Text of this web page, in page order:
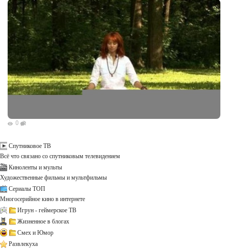
0
Спутниковое ТВ
Всё что связано со спутниковым телевидением
Киноленты и мульты
Художественные фильмы и мультфильмы
Сериалы ТОП
Многосерийное кино в интернете
Игрун - геймерское ТВ
Жизненное в блогах
Смех и Юмор
Развлекуха